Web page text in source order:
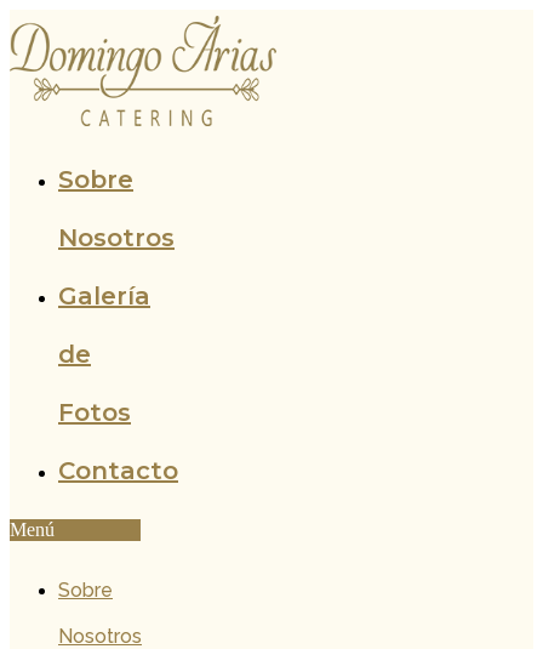
al
contenido
Sobre
Nosotros
Galería
de
Fotos
Contacto
Menú
Sobre
Nosotros